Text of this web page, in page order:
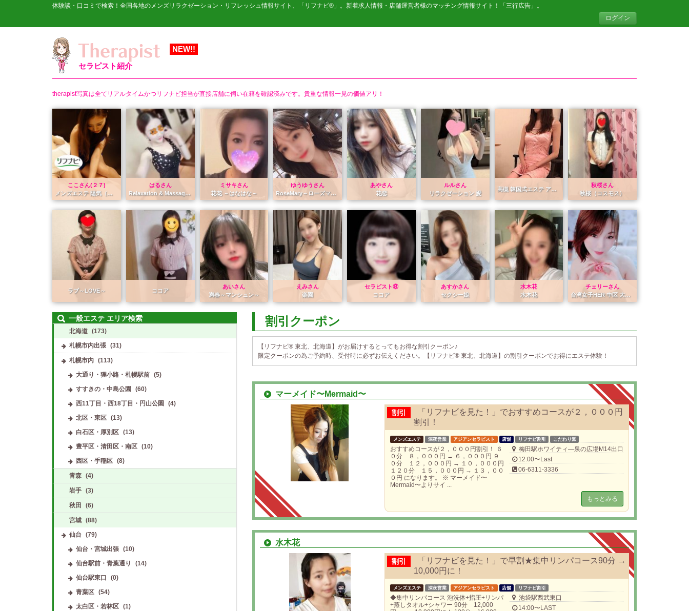
体験談・口コミで検索！全国各地のメンズリラクゼーション・リフレッシュ情報サイト、「リフナビ®」。新着求人情報・店舗運営者様のマッチング情報サイト！「三行広告」。
ログイン
NEW!!
セラピスト紹介
therapist写真は全てリアルタイムかつリフナビ担当が直接店舗に伺い在籍を確認済みです。貴重な情報一見の価値アリ！
ここさん(２７)
メンズエステ 陽気（ようき） ~Youki~
はるさん
Relaxation & Massage Itigo（イティゴ）
ミサキさん
花花 ～はなはな～
ゆうゆうさん
RoseMary～ローズマリー～
あやさん
花恋
ルルさん
リラクゼーション 愛
高槻 韓国式エステ アリス
秋桜さん
秋桜（コスモス）
ラブ～LOVE～ ココア
あいさん
満春～マンシュン～
えみさん
楽園
セラピスト⑧
ココア
あすかさん
セクシー娘
水木花
水木花
チェリーさん
台湾女子HER 中区 大須究極のリラクゼーション
割引クーポン
【リフナビ® 東北、北海道】がお届けするとってもお得な割引クーポン♪
限定クーポンの為ご予約時、受付時に必ずお伝えください。【リフナビ® 東北、北海道】の割引クーポンでお得にエステ体験！
マーメイド〜Mermaid〜
割引
「リフナビを見た！」でおすすめコースが２，０００円
割引！
メンズエステ 深夜営業 アジアンセラピスト 店舗 リフナビ割引 こだわり派
おすすめコースが２，０００円割引！ ６
０分 ８，０００円 → ６，０００円 ９
０分 １２，０００円 → １０，０００円
１２０分 １５，０００円 → １３，００
０円 になります。 ※ マーメイド〜
Mermaid〜よりサイ ...
梅田駅ホワイティ―泉の広場M14出口
12:00〜Last
06-6311-3336
もっとみる
水木花
割引
「リフナビを見た！」で早割★集中リンパコース90分 →
10,000円に！
メンズエステ 深夜営業 アジアンセラピスト 店舗 リフナビ割引
◆集中リンパコース 泡洗体+指圧+リンパ
+蒸しタオル+シャワー 90分 12,000
池袋駅西武東口
14:00〜LAST
一般エステ エリア検索
北海道 (173)
札幌市内出張 (31)
札幌市内 (113)
大通り・狸小路・札幌駅前
(5)
すすきの・中島公園
(60)
西11丁目・西18丁目・円山公園
(4)
北区・東区
(13)
白石区・厚別区
(13)
豊平区・清田区・南区
(10)
西区・手稲区
(8)
青森 (4)
岩手 (3)
秋田 (6)
宮城 (88)
仙台 (79)
仙台・宮城出張
(10)
仙台駅前・青葉通り
(14)
仙台駅東口
(0)
青葉区
(54)
太白区・若林区
(1)